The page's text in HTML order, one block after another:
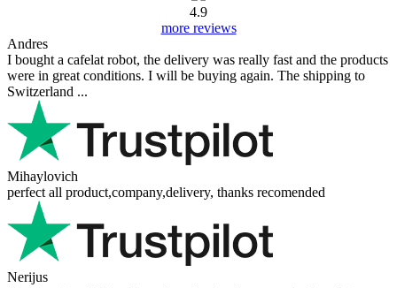
Opmerking:
+
Beoordeling:
Geef beoordeling
Beoordelingen van onze klanten
Reviews 79 • Excellent
4.9